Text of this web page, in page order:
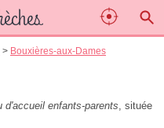
> Bouxières-aux-Dames
d'accueil enfants-parents, située